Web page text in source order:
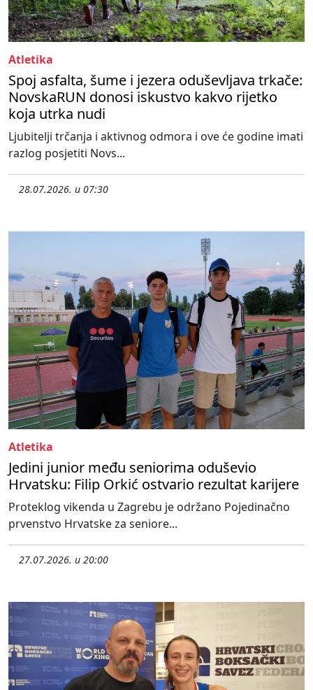
Atletika
Spoj asfalta, šume i jezera oduševljava trkače:
NovskaRUN donosi iskustvo kakvo rijetko
koja utrka nudi
Ljubitelji trčanja i aktivnog odmora i ove će godine imati
razlog posjetiti Novs...
28.07.2026. u 07:30
Atletika
Jedini junior među seniorima oduševio
Hrvatsku: Filip Orkić ostvario rezultat karijere
Proteklog vikenda u Zagrebu je održano Pojedinačno
prvenstvo Hrvatske za seniore...
27.07.2026. u 20:00